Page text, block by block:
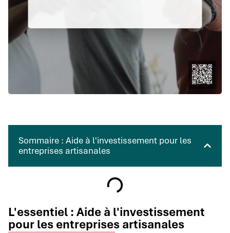
Sommaire : Aide à l'investissement pour les
entreprises artisanales
L'essentiel : Aide à l'investissement
pour les entreprises artisanales